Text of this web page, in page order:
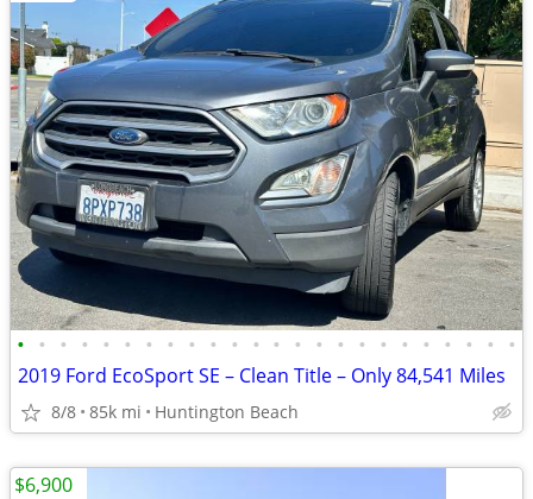
• • • • • • • • • • • • • • • • • • • • • • • •
2019 Ford EcoSport SE – Clean Title – Only 84,541 Miles
8/8 85k mi Huntington Beach
$6,900